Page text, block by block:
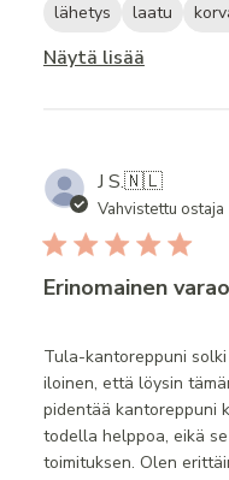
lähetys laatu
Näytä lisää
J S.🇳🇱
Vahvistettu ostaja
Erinomainen
Tula-kantoreppuni
iloinen, että löysin
pidentää kantoreppuni
todella helppoa, eikä
toimituksen. Olen